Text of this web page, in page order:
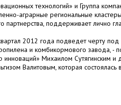
технологий» и Группа
аграрные региональные
партнерства, поддерживает лично
2012 года подведет черту
и комбикормового завода,
Михаилом Сутягинским и
Валитовым, которая